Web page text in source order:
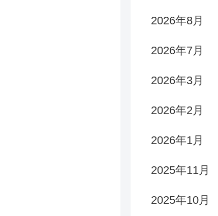
2026年8月
2026年7月
2026年3月
2026年2月
2026年1月
2025年11月
2025年10月